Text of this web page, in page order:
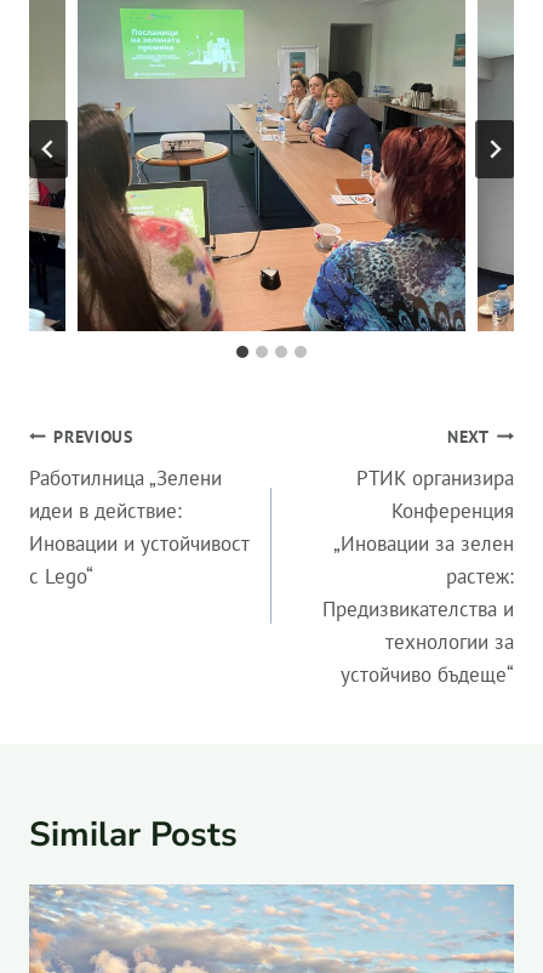
Post
navigation
PREVIOUS
Работилница „Зелени
идеи в действие:
Иновации и устойчивост
с Lego“
NEXT
РТИК организира
Конференция
„Иновации за зелен
растеж:
Предизвикателства и
технологии за
устойчиво бъдеще“
Similar Posts